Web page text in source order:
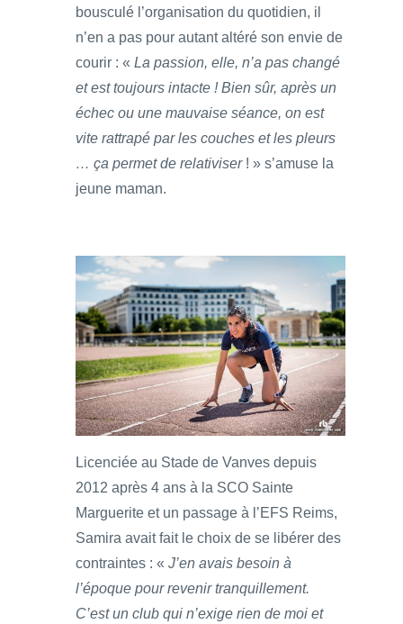
bousculé l’organisation du quotidien, il
n’en a pas pour autant altéré son envie de
courir : « La passion, elle, n’a pas changé
et est toujours intacte ! Bien sûr, après un
échec ou une mauvaise séance, on est
vite rattrapé par les couches et les pleurs
… ça permet de relativiser! » s’amuse la
jeune maman.
Licenciée au Stade de Vanves depuis
2012 après 4 ans à la SCO Sainte
Marguerite et un passage à l’EFS Reims,
Samira avait fait le choix de se libérer des
contraintes : « J’en avais besoin à
l’époque pour revenir tranquillement.
C’est un club qui n’exige rien de moi et